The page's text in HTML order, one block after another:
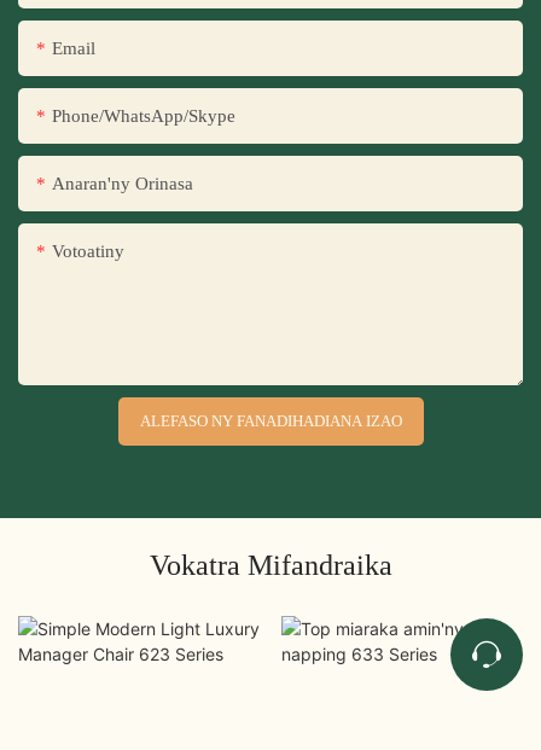
Email
Phone/WhatsApp/Skype
Anaran'ny Orinasa
Votoatiny
ALEFASO NY FANADIHADIANA IZAO
Vokatra Mifandraika